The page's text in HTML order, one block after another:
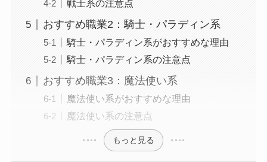
戦士系の注意点
おすすめ職業2：騎士・パラディン系
騎士・パラディン系がおすすめな理由
騎士・パラディン系の注意点
おすすめ職業3：魔法使い系
魔法使い系がおすすめな理由
魔法使い系の注意点
もっと見る